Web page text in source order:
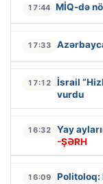
17:44 MİQ-də
17:33
17:12
İsrail
vurdu
16:32
Yay
-ŞƏRH
16:09
Politoloq: